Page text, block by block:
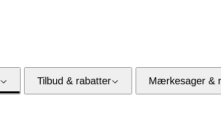
Tilbud & rabatter Mærkesager &